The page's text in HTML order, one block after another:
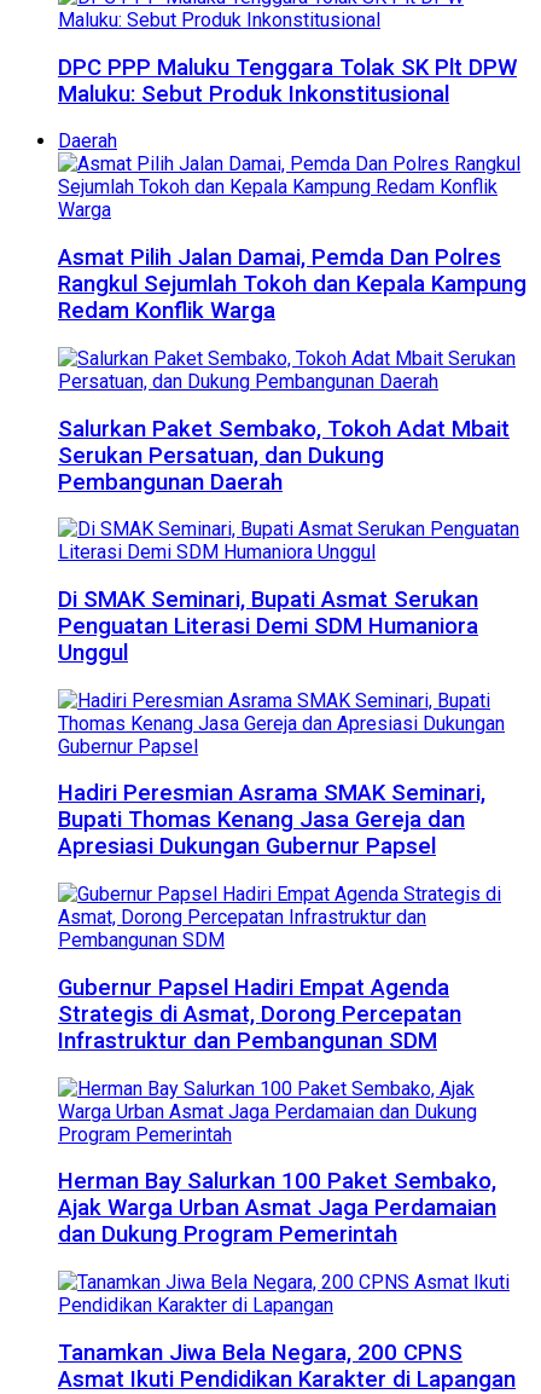
DPC PPP Maluku Tenggara Tolak SK Plt DPW
Maluku: Sebut Produk Inkonstitusional
Daerah
Asmat Pilih Jalan Damai, Pemda Dan Polres
Rangkul Sejumlah Tokoh dan Kepala Kampung
Redam Konflik Warga
Salurkan Paket Sembako, Tokoh Adat Mbait
Serukan Persatuan, dan Dukung
Pembangunan Daerah
Di SMAK Seminari, Bupati Asmat Serukan
Penguatan Literasi Demi SDM Humaniora
Unggul
Hadiri Peresmian Asrama SMAK Seminari,
Bupati Thomas Kenang Jasa Gereja dan
Apresiasi Dukungan Gubernur Papsel
Gubernur Papsel Hadiri Empat Agenda
Strategis di Asmat, Dorong Percepatan
Infrastruktur dan Pembangunan SDM
Herman Bay Salurkan 100 Paket Sembako,
Ajak Warga Urban Asmat Jaga Perdamaian
dan Dukung Program Pemerintah
Tanamkan Jiwa Bela Negara, 200 CPNS
Asmat Ikuti Pendidikan Karakter di Lapangan